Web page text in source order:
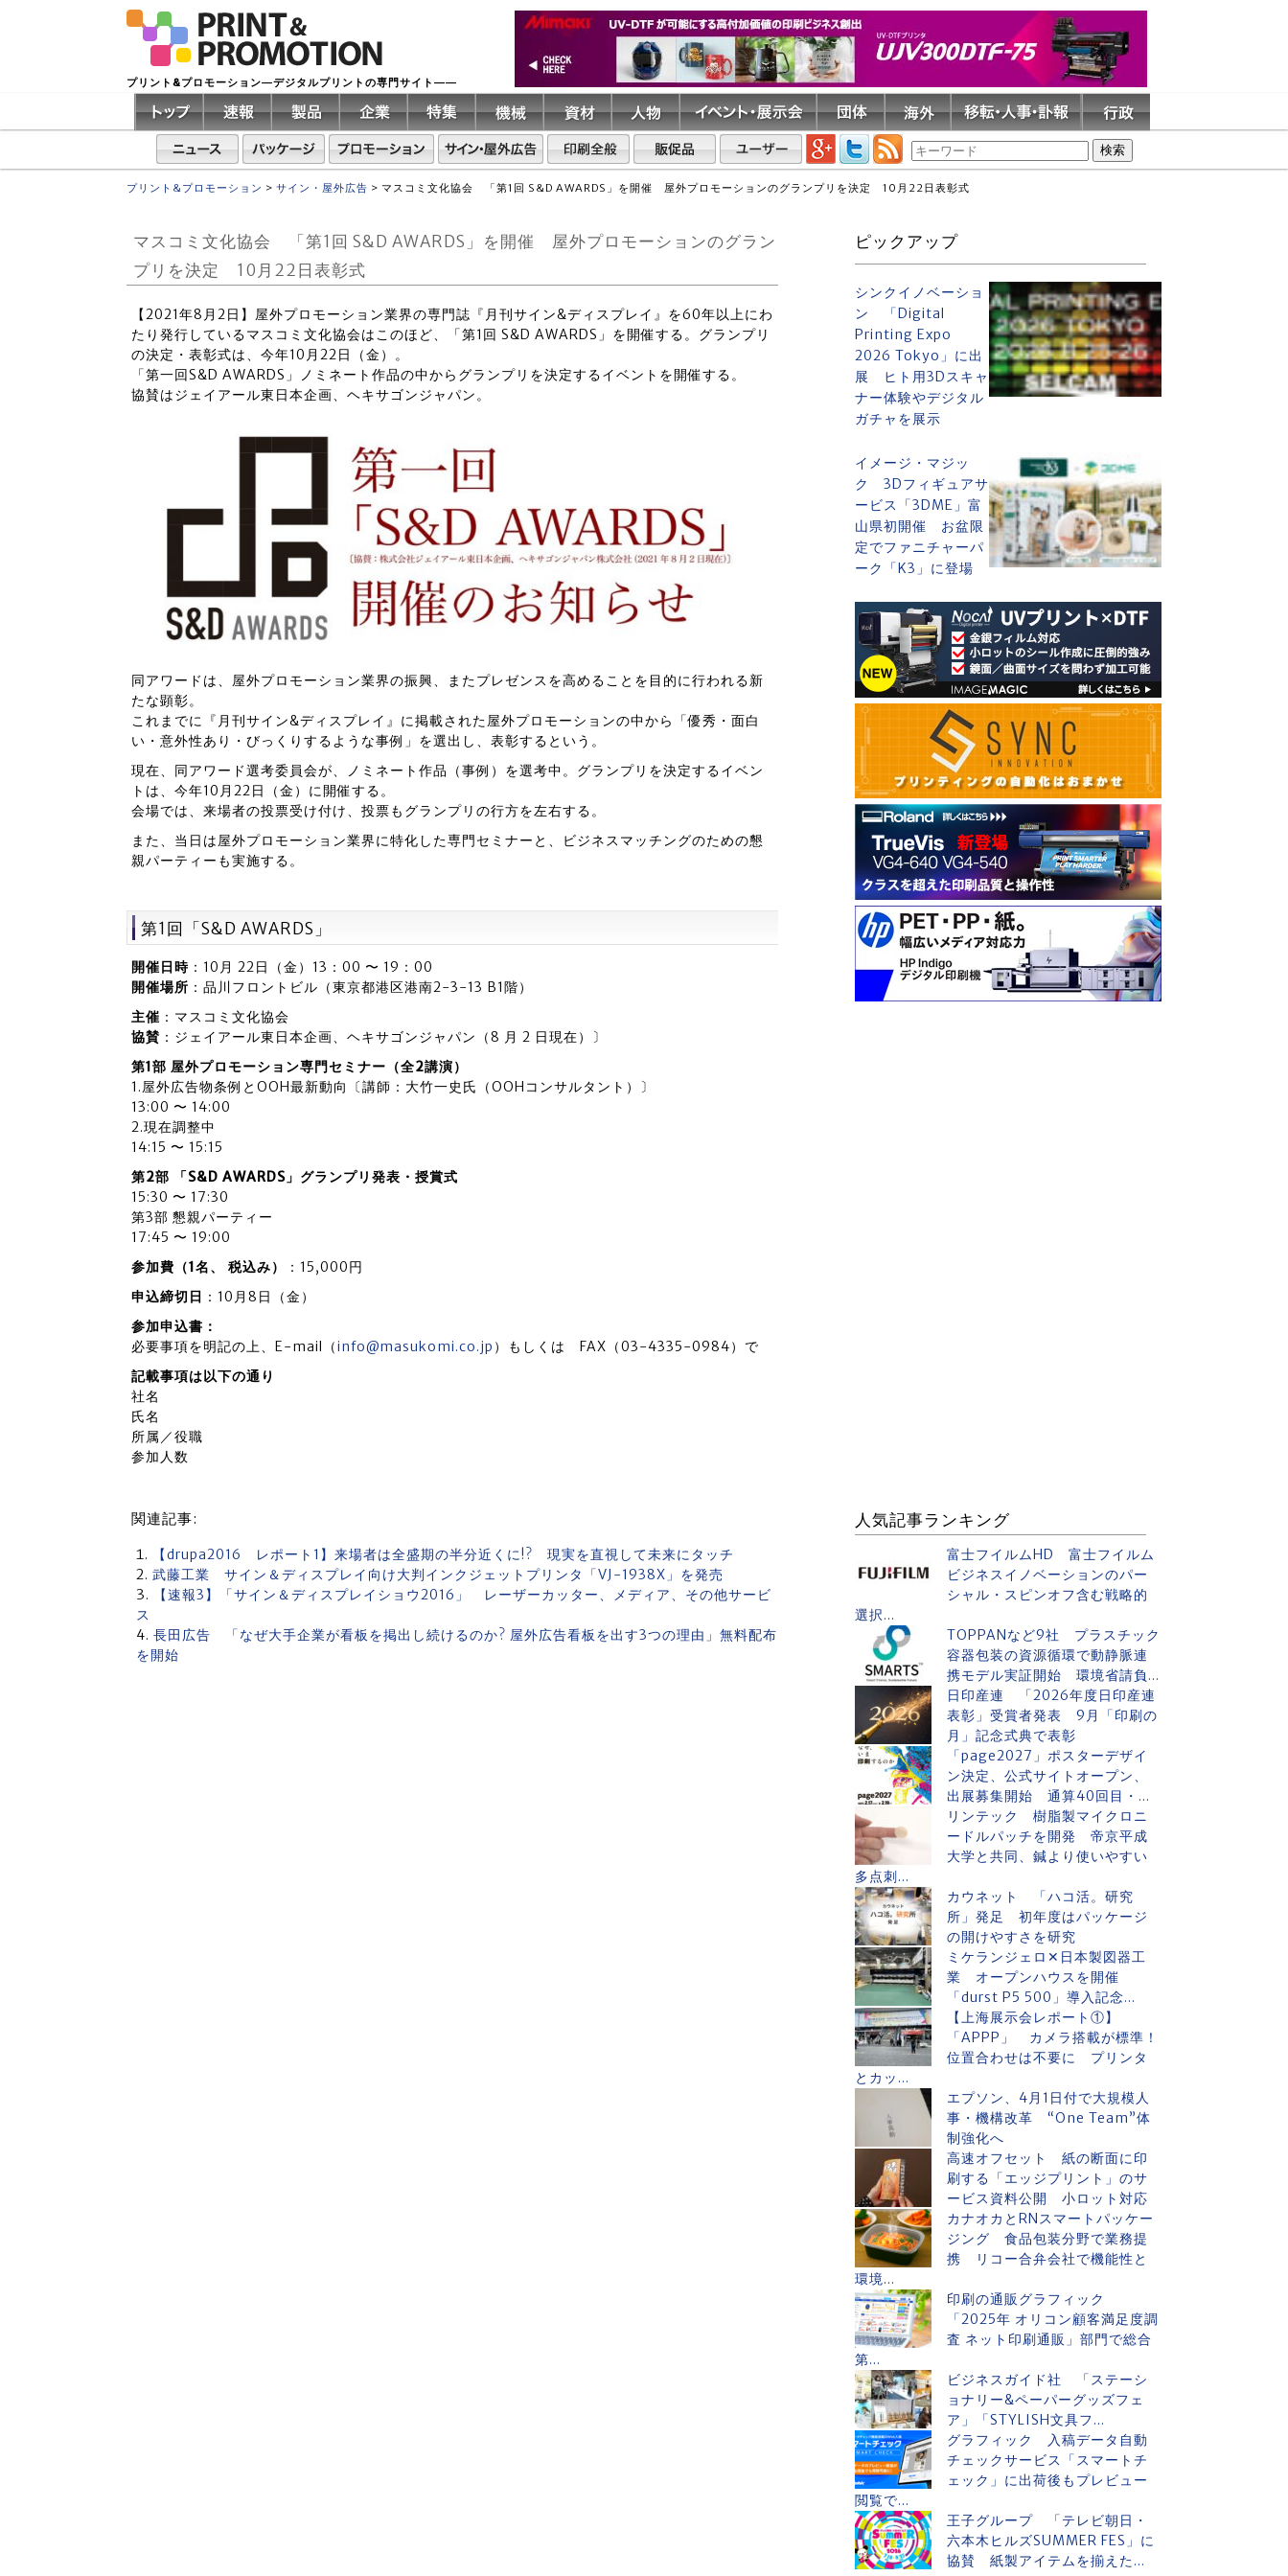
プリント&プロモーション―デジタルプリントの専門サイト――
プリント&プロモーション > サイン・屋外広告 > マスコミ文化協会 「第1回 S&D AWARDS」を開催 屋外プロモーションのグランプリを決定 10月22日表彰式
マスコミ文化協会 「第1回 S&D AWARDS」を開催 屋外プロモーションのグラン
プリを決定 10月22日表彰式
【2021年8月2日】屋外プロモーション業界の専門誌『月刊サイン&ディスプレイ』を60年以上にわ
たり発行しているマスコミ文化協会はこのほど、「第1回 S&D AWARDS」を開催する。グランプリ
の決定・表彰式は、今年10月22日（金）。
「第一回S&D AWARDS」ノミネート作品の中からグランプリを決定するイベントを開催する。
協賛はジェイアール東日本企画、ヘキサゴンジャパン。
同アワードは、屋外プロモーション業界の振興、またプレゼンスを高めることを目的に行われる新
たな顕彰。
これまでに『月刊サイン&ディスプレイ』に掲載された屋外プロモーションの中から「優秀・面白
い・意外性あり・びっくりするような事例」を選出し、表彰するという。
現在、同アワード選考委員会が、ノミネート作品（事例）を選考中。グランプリを決定するイベン
トは、今年10月22日（金）に開催する。
会場では、来場者の投票受け付け、投票もグランプリの行方を左右する。
また、当日は屋外プロモーション業界に特化した専門セミナーと、ビジネスマッチングのための懇
親パーティーも実施する。
第1回「S&D AWARDS」
開催日時 ：10月 22日（金）13：00 〜 19：00
開催場所 ：品川フロントビル（東京都港区港南2-3-13 B1階）
主催 ：マスコミ文化協会
協賛 ：ジェイアール東日本企画、ヘキサゴンジャパン（8 月 2 日現在）〕
第1部 屋外プロモーション専門セミナー（全2講演）
1.屋外広告物条例とOOH最新動向〔講師：大竹一史氏（OOHコンサルタント）〕
13:00 〜 14:00
2.現在調整中
14:15 〜 15:15
第2部 「S&D AWARDS」グランプリ発表・授賞式
15:30 〜 17:30
第3部 懇親パーティー
17:45 〜 19:00
参加費（1名、 税込み）
：15,000円
申込締切日 ：10月8日（金）
参加申込書：
必要事項を明記の上、E-mail（info@masukomi.co.jp ）もしくは FAX（03-4335-0984）で
記載事項は以下の通り
社名
氏名
所属／役職
参加人数
関連記事:
【drupa2016 レポート1】来場者は全盛期の半分近くに!? 現実を直視して未来にタッチ
武藤工業 サイン＆ディスプレイ向け大判インクジェットプリンタ「VJ-1938X」を発売
【速報3】「サイン＆ディスプレイショウ2016」 レーザーカッター、メディア、その他サービ
ス
長田広告 「なぜ大手企業が看板を掲出し続けるのか? 屋外広告看板を出す3つの理由」無料配布
を開始
ピックアップ
シンクイノベーショ
ン 「Digital
Printing Expo
2026 Tokyo」に出
展 ヒト用3Dスキャ
ナー体験やデジタル
ガチャを展示
イメージ・マジッ
ク 3Dフィギュアサ
ービス「3DME」富
山県初開催 お盆限
定でファニチャーパ
ーク「K3」に登場
人気記事ランキング
富士フイルムHD 富士フイルム
ビジネスイノベーションのパー
シャル・スピンオフ含む戦略的
選択...
TOPPANなど9社 プラスチック
容器包装の資源循環で動静脈連
携モデル実証開始 環境省請負...
日印産連 「2026年度日印産連
表彰」受賞者発表 9月「印刷の
月」記念式典で表彰
「page2027」ポスターデザイ
ン決定、公式サイトオープン、
出展募集開始 通算40回目・...
リンテック 樹脂製マイクロニ
ードルパッチを開発 帝京平成
大学と共同、鍼より使いやすい
多点刺...
カウネット 「ハコ活。研究
所」発足 初年度はパッケージ
の開けやすさを研究
ミケランジェロ✕日本製図器工
業 オープンハウスを開催
「durst P5 500」導入記念...
【上海展示会レポート①】
「APPP」 カメラ搭載が標準！
位置合わせは不要に プリンタ
とカッ...
エプソン、4月1日付で大規模人
事・機構改革 “One Team”体
制強化へ
高速オフセット 紙の断面に印
刷する「エッジプリント」のサ
ービス資料公開 小ロット対応
カナオカとRNスマートパッケー
ジング 食品包装分野で業務提
携 リコー合弁会社で機能性と
環境...
印刷の通販グラフィック
「2025年 オリコン顧客満足度調
査 ネット印刷通販」部門で総合
第...
ビジネスガイド社 「ステーシ
ョナリー&ペーパーグッズフェ
ア」「STYLISH文具フ...
グラフィック 入稿データ自動
チェックサービス「スマートチ
ェック」に出荷後もプレビュー
閲覧で...
王子グループ 「テレビ朝日・
六本木ヒルズSUMMER FES」に
協賛 紙製アイテムを揃えた...